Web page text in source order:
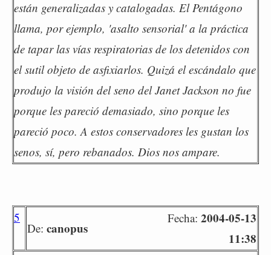
están generalizadas y catalogadas. El Pentágono
llama, por ejemplo, 'asalto sensorial' a la práctica
de tapar las vías respiratorias de los detenidos con
el sutil objeto de asfixiarlos. Quizá el escándalo que
produjo la visión del seno del Janet Jackson no fue
porque les pareció demasiado, sino porque les
pareció poco. A estos conservadores les gustan los
senos, sí, pero rebanados. Dios nos ampare.
5
De: canopus
Fecha: 2004-05-13
11:38